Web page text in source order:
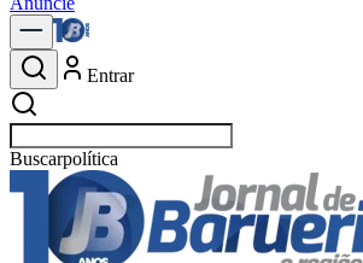
Entrar
Buscarnotícias em Baruer